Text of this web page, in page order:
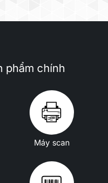
phẩm chính
Máy scan